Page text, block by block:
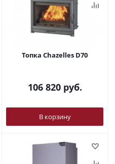
Топка Chazelles D70
106 820руб.
В корзину